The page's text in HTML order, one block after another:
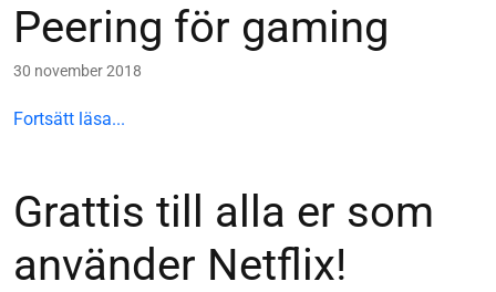
Peering för gaming
30 november 2018
Fortsätt läsa...
Grattis till alla er som
använder Netflix!